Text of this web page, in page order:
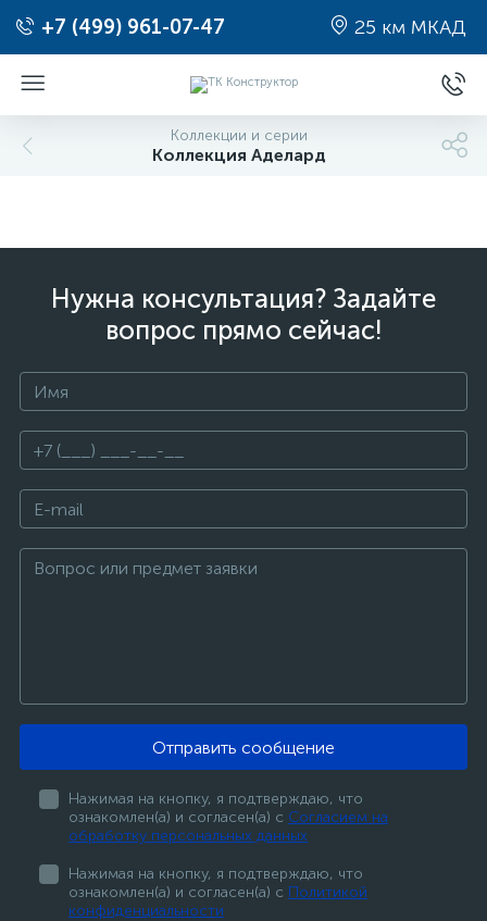
+7 (499) 961-07-47 25 км МКАД
Коллекции и серии
Коллекция Аделард
Нужна консультация? Задайте
вопрос прямо сейчас!
Отправить сообщение
Нажимая на кнопку, я подтверждаю, что
ознакомлен(а) и согласен(а) с Согласием на
обработку персональных данных
Нажимая на кнопку, я подтверждаю, что
ознакомлен(а) и согласен(а) с Политикой
конфиденциальности